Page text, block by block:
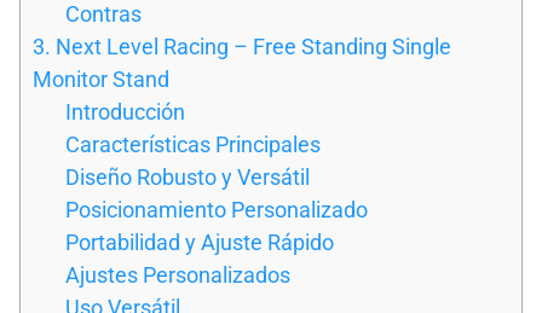
Contras
3. Next Level Racing – Free Standing Single
Monitor Stand
Introducción
Características Principales
Diseño Robusto y Versátil
Posicionamiento Personalizado
Portabilidad y Ajuste Rápido
Ajustes Personalizados
Uso Versátil